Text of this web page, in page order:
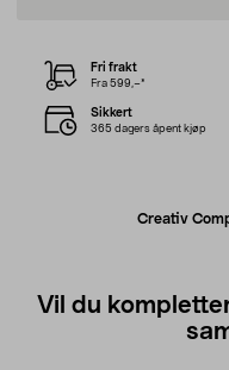
Creativ
Fri frakt
Fra 599,–*
Sikkert
365 dagers åpent kjøp
Vil du